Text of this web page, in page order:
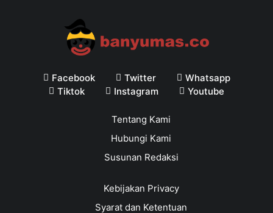
Facebook Twitter
Whatsapp
Tiktok
Instagram Youtube
Tentang Kami
Hubungi Kami
Susunan Redaksi
Kebijakan Privacy
Syarat dan Ketentuan